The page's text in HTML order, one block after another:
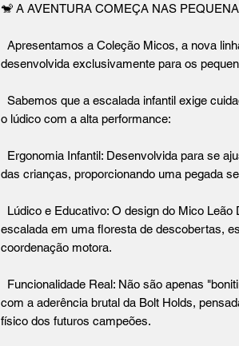
​🐒 A AVENTURA COMEÇA NAS
​Apresentamos a Coleção Micos, a nova
desenvolvida exclusivamente para os
​Sabemos que a escalada infantil exige
o lúdico com a alta performance:
Ergonomia Infantil: Desenvolvida para se
das crianças, proporcionando uma pegada
Lúdico e Educativo: O design do Mico
escalada em uma floresta de descobertas,
coordenação motora.
Funcionalidade Real: Não são apenas
com a aderência brutal da Bolt Holds,
físico dos futuros campeões.